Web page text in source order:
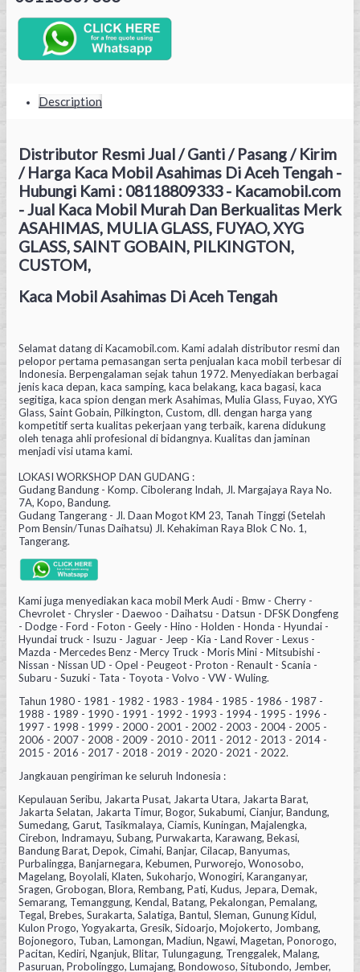
Description
Distributor Resmi Jual / Ganti / Pasang / Kirim
/ Harga Kaca Mobil Asahimas Di Aceh Tengah -
Hubungi Kami : 08118809333 - Kacamobil.com
- Jual Kaca Mobil Murah Dan Berkualitas Merk
ASAHIMAS, MULIA GLASS, FUYAO, XYG
GLASS, SAINT GOBAIN, PILKINGTON,
CUSTOM,
Kaca Mobil Asahimas Di Aceh Tengah
Selamat datang di Kacamobil.com. Kami adalah distributor resmi dan
pelopor pertama pemasangan serta penjualan kaca mobil terbesar di
Indonesia. Berpengalaman sejak tahun 1972. Menyediakan berbagai
jenis kaca depan, kaca samping, kaca belakang, kaca bagasi, kaca
segitiga, kaca spion dengan merk Asahimas, Mulia Glass, Fuyao, XYG
Glass, Saint Gobain, Pilkington, Custom, dll. dengan harga yang
kompetitif serta kualitas pekerjaan yang terbaik, karena didukung
oleh tenaga ahli profesional di bidangnya. Kualitas dan jaminan
menjadi visi utama kami.
LOKASI WORKSHOP DAN GUDANG :
Gudang Bandung - Komp. Cibolerang Indah, Jl. Margajaya Raya No.
7A, Kopo, Bandung.
Gudang Tangerang - Jl. Daan Mogot KM 23, Tanah Tinggi (Setelah
Pom Bensin/Tunas Daihatsu) Jl. Kehakiman Raya Blok C No. 1,
Tangerang.
Kami juga menyediakan kaca mobil Merk Audi - Bmw - Cherry -
Chevrolet - Chrysler - Daewoo - Daihatsu - Datsun - DFSK Dongfeng
- Dodge - Ford - Foton - Geely - Hino - Holden - Honda - Hyundai -
Hyundai truck - Isuzu - Jaguar - Jeep - Kia - Land Rover - Lexus -
Mazda - Mercedes Benz - Mercy Truck - Moris Mini - Mitsubishi -
Nissan - Nissan UD - Opel - Peugeot - Proton - Renault - Scania -
Subaru - Suzuki - Tata - Toyota - Volvo - VW - Wuling.
Tahun 1980 - 1981 - 1982 - 1983 - 1984 - 1985 - 1986 - 1987 -
1988 - 1989 - 1990 - 1991 - 1992 - 1993 - 1994 - 1995 - 1996 -
1997 - 1998 - 1999 - 2000 - 2001 - 2002 - 2003 - 2004 - 2005 -
2006 - 2007 - 2008 - 2009 - 2010 - 2011 - 2012 - 2013 - 2014 -
2015 - 2016 - 2017 - 2018 - 2019 - 2020 - 2021 - 2022.
Jangkauan pengiriman ke seluruh Indonesia :
Kepulauan Seribu, Jakarta Pusat, Jakarta Utara, Jakarta Barat,
Jakarta Selatan, Jakarta Timur, Bogor, Sukabumi, Cianjur, Bandung,
Sumedang, Garut, Tasikmalaya, Ciamis, Kuningan, Majalengka,
Cirebon, Indramayu, Subang, Purwakarta, Karawang, Bekasi,
Bandung Barat, Depok, Cimahi, Banjar, Cilacap, Banyumas,
Purbalingga, Banjarnegara, Kebumen, Purworejo, Wonosobo,
Magelang, Boyolali, Klaten, Sukoharjo, Wonogiri, Karanganyar,
Sragen, Grobogan, Blora, Rembang, Pati, Kudus, Jepara, Demak,
Semarang, Temanggung, Kendal, Batang, Pekalongan, Pemalang,
Tegal, Brebes, Surakarta, Salatiga, Bantul, Sleman, Gunung Kidul,
Kulon Progo, Yogyakarta, Gresik, Sidoarjo, Mojokerto, Jombang,
Bojonegoro, Tuban, Lamongan, Madiun, Ngawi, Magetan, Ponorogo,
Pacitan, Kediri, Nganjuk, Blitar, Tulungagung, Trenggalek, Malang,
Pasuruan, Probolinggo, Lumajang, Bondowoso, Situbondo, Jember,